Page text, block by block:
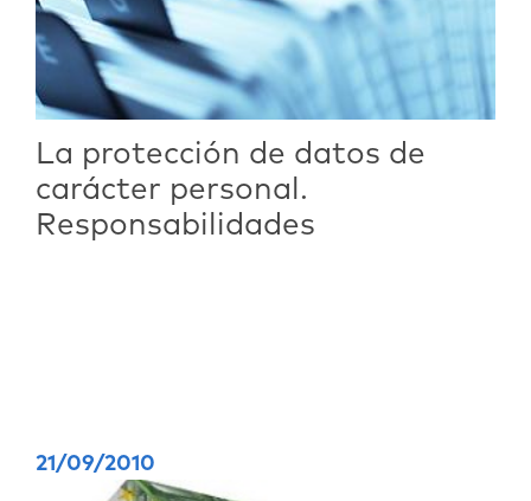
La protección de datos de
carácter personal.
Responsabilidades
21/09/2010